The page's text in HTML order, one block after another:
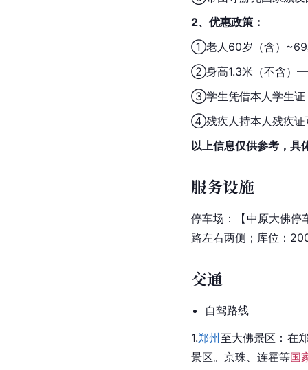
2、优惠政策：
①老人60岁（含）~69
②身高1.3米（不含）
③学生凭借本人学生证
④残疾人持本人残疾证
以上信息仅供参考，具
服务设施
停车场：【中原大佛停
路左右两侧；库位：
交通
自驾路线
1.郑州 至大佛景区：在
景区。京珠、连霍等国